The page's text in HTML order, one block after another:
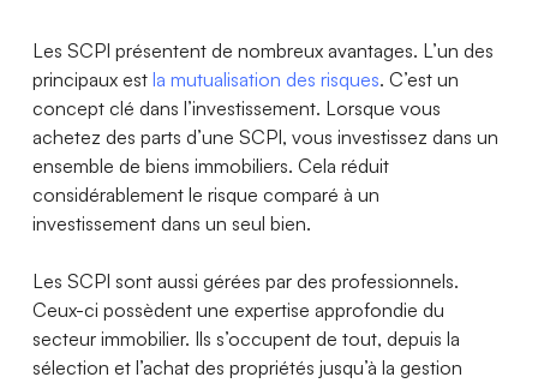
Les SCPI présentent de nombreux avantages. L’un des
principaux est la mutualisation des risques. C’est un
concept clé dans l’investissement. Lorsque vous
achetez des parts d’une SCPI, vous investissez dans un
ensemble de biens immobiliers. Cela réduit
considérablement le risque comparé à un
investissement dans un seul bien.
Les SCPI sont aussi gérées par des professionnels.
Ceux-ci possèdent une expertise approfondie du
secteur immobilier. Ils s’occupent de tout, depuis la
sélection et l’achat des propriétés jusqu’à la gestion